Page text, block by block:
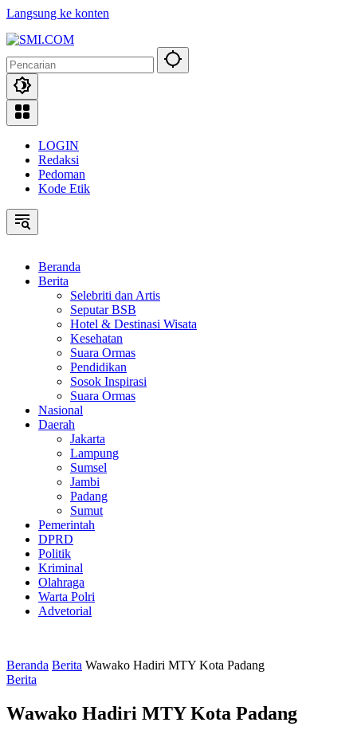
Langsung ke konten
LOGIN
Redaksi
Pedoman
Kode Etik
Beranda
Berita
Selebriti dan Artis
Seputar BSB
Hotel & Destinasi Wisata
Kesehatan
Suara Ormas
Pendidikan
Sosok Inspirasi
Suara Ormas
Nasional
Daerah
Jakarta
Lampung
Sumsel
Jambi
Padang
Sumut
Pemerintah
DPRD
Politik
Kriminal
Olahraga
Warta Polri
Advetorial
Beranda Berita Wawako Hadiri MTY Kota Padang
Berita
Wawako Hadiri MTY Kota Padang